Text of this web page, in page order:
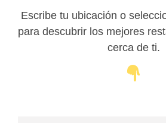
Escribe tu ubicación o
para descubrir los mejores
cerca de ti.